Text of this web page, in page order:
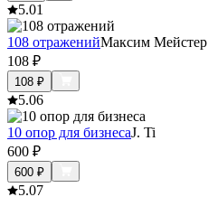
5.01
108 отраженийМаксим Мейстер
108 ₽
108 ₽
5.06
10 опор для бизнесаJ. Ti
600 ₽
600 ₽
5.07